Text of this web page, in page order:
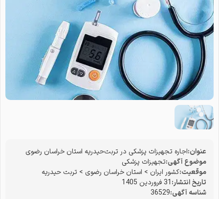
عنوان:اجاره تجهیزات پزشکی در تربت‌حیدریه استان خراسان رضوی
موضوع آگهی:تجهیزات پزشکی
موقعیت:کشور ایران > استان خراسان رضوی > تربت حیدریه
تاریخ انتشار:31 فروردین 1405
شناسه آگهی:36529